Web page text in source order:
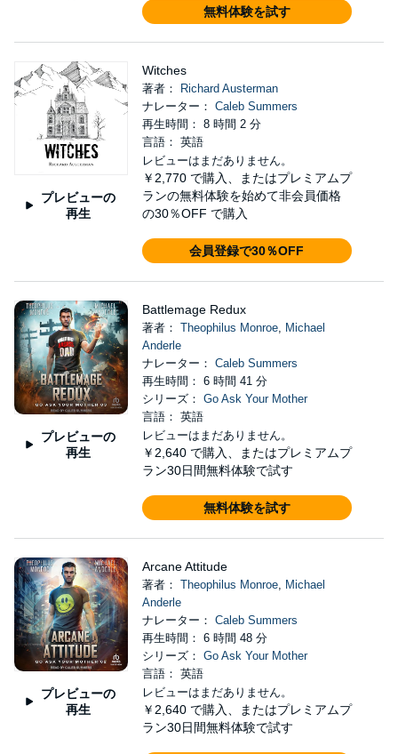
無料体験を試す
プレビューの
再生
Witches
著者：
Richard Austerman
ナレーター： Caleb Summers
再生時間： 8 時間 2 分
言語： 英語
レビューはまだありません。
￥2,770 で購入、またはプレミアムプ
ランの無料体験を始めて非会員価格
の30％OFF で購入
会員登録で30％OFF
プレビューの
再生
Battlemage Redux
著者： Theophilus Monroe, Michael
Anderle
ナレーター： Caleb Summers
再生時間： 6 時間 41 分
シリーズ： Go Ask Your Mother
言語： 英語
レビューはまだありません。
￥2,640 で購入、またはプレミアムプ
ラン30日間無料体験で試す
無料体験を試す
プレビューの
再生
Arcane Attitude
著者： Theophilus Monroe, Michael
Anderle
ナレーター： Caleb Summers
再生時間： 6 時間 48 分
シリーズ： Go Ask Your Mother
言語： 英語
レビューはまだありません。
￥2,640 で購入、またはプレミアムプ
ラン30日間無料体験で試す